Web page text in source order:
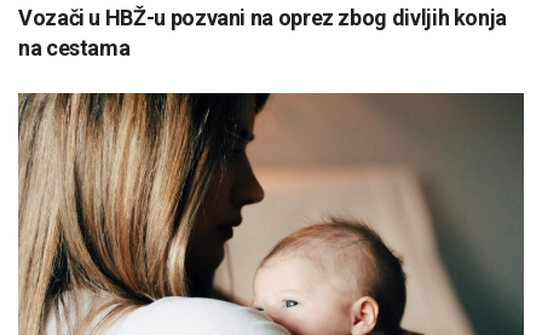
Vozači u HBŽ-u pozvani na oprez zbog divljih konja
na cestama